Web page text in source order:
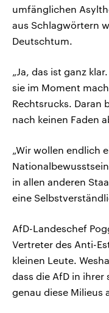
umfänglichen
aus Schlagwörtern
Deutschtum.
„Ja, das ist ganz
sie im Moment
Rechtsrucks. Daran
nach keinen Faden
„Wir wollen endlich
in allen anderen
eine
AfD-Landeschef
Vertreter des Anti-
kleinen Leute.
dass die AfD in
genau diese Milieus